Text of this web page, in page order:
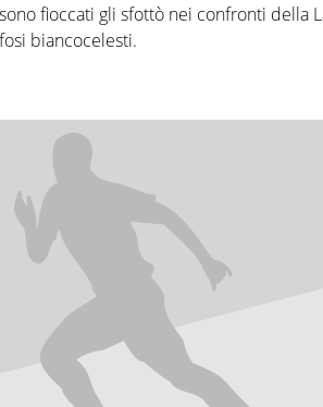
fioccati gli sfottò nei confronti della
biancocelesti.